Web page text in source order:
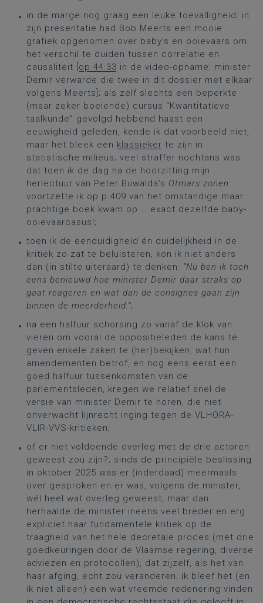
in de marge nog graag een leuke toevalligheid: in
zijn presentatie had Bob Meerts een mooie
grafiek opgenomen over baby’s en ooievaars om
het verschil te duiden tussen correlatie en
causaliteit [ op 44:33 in de video-opname; minister
Demir verwarde die twee in dit dossier met elkaar
volgens Meerts]; als zelf slechts een beperkte
(maar zeker boeiende) cursus “Kwantitatieve
taalkunde” gevolgd hebbend haast een
eeuwigheid geleden, kende ik dat voorbeeld niet,
maar het bleek een klassieker te zijn in
statistische milieus; veel straffer nochtans was
dat toen ik de dag na de hoorzitting mijn
herlectuur van Peter Buwalda’s Otmars zonen
voortzette ik op p.409 van het omstandige maar
prachtige boek kwam op … exact dezelfde baby-
ooievaarcasus!;
toen ik de eenduidigheid én duidelijkheid in de
kritiek zo zat te beluisteren, kon ik niet anders
dan (in stilte uiteraard) te denken: “Nu ben ik toch
eens benieuwd hoe minister Demir daar straks op
gaat reageren en wat dan de consignes gaan zijn
binnen de meerderheid.”;
na een halfuur schorsing zo vanaf de klok van
vieren om vooral de oppositieleden de kans te
geven enkele zaken te (her)bekijken, wat hun
amendementen betrof, en nog eens eerst een
goed halfuur tussenkomsten van de
parlementsleden, kregen we relatief snel de
versie van minister Demir te horen, die niet
onverwacht lijnrecht inging tegen de VLHORA-
VLIR-VVS-kritieken;
of er niet voldoende overleg met de drie actoren
geweest zou zijn?; sinds de principiële beslissing
in oktober 2025 was er (inderdaad) meermaals
over gesproken en er was, volgens de minister,
wél heel wat overleg geweest; maar dan
herhaalde de minister ineens veel breder en erg
expliciet haar fundamentele kritiek op de
traagheid van het hele decretale proces (met drie
goedkeuringen door de Vlaamse regering, diverse
adviezen en protocollen), dat zijzelf, als het van
haar afging, echt zou veranderen; ik bleef het (en
ik niet alleen) een wat vreemde redenering vinden